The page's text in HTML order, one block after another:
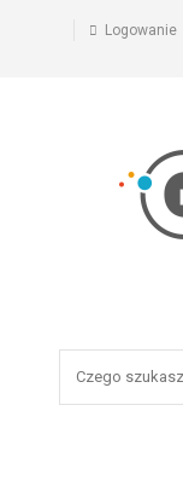
Logowanie